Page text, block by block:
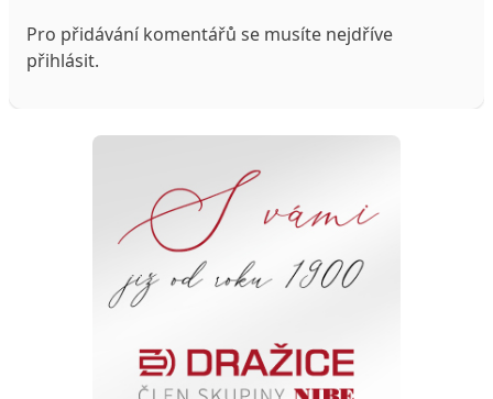
Pro přidávání komentářů se musíte nejdříve
přihlásit.